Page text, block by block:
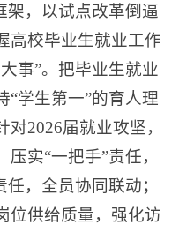
架，以试点改革倒逼
高校毕业生就业工作
事”。把毕业生就业
“学生第一”的育人理
2026届就业攻坚，
实“一把手”责任，
，全员协同联动；
位供给质量，强化访